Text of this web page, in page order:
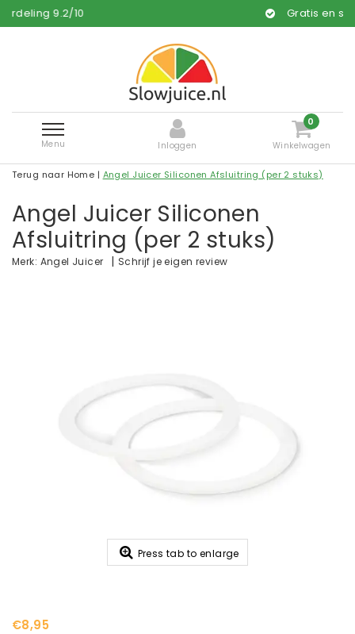
Gratis en snelle levering*
Menu Inloggen
0
Winkelwagen
Terug naar Home | Angel Juicer Siliconen Afsluitring (per 2 stuks)
Angel Juicer Siliconen
Afsluitring (per 2 stuks)
Merk: Angel Juicer | Schrijf je eigen review
Press tab to enlarge
€8,95